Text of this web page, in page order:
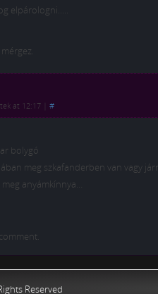
elpárologni…..
at 12:17 #
bolygó
meg szkafanderben van vagy
anyámkínnya…
Reserved